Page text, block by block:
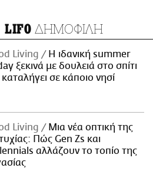
LIFO ΔΗΜΟΦΙΛΗ
Living
Η ιδανική summer
ξεκινά με δουλειά στο σπίτι
καταλήγει σε κάποιο νησί
Living
Μια νέα οπτική της
Πώς Gen Zs και
αλλάζουν το τοπίο της